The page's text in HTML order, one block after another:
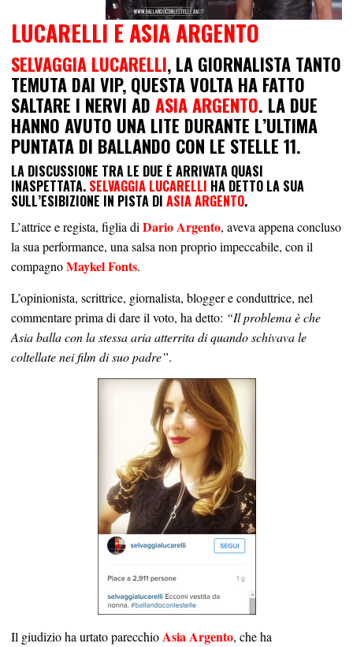
LUCARELLI E ASIA ARGENTO
SELVAGGIA LUCARELLI, LA GIORNALISTA TANTO
TEMUTA DAI VIP, QUESTA VOLTA HA FATTO
SALTARE I NERVI AD ASIA ARGENTO. LA DUE
HANNO AVUTO UNA LITE DURANTE L’ULTIMA
PUNTATA DI BALLANDO CON LE STELLE 11.
LA DISCUSSIONE TRA LE DUE È ARRIVATA QUASI
INASPETTATA. SELVAGGIA LUCARELLI HA DETTO LA SUA
SULL’ESIBIZIONE IN PISTA DI ASIA ARGENTO.
L’attrice e regista, figlia diDario Argento, aveva appena concluso
la sua performance, una salsa non proprio impeccabile, con il
compagnoMaykel Fonts.
L’opinionista, scrittrice, giornalista, blogger e conduttrice, nel
commentare prima di dare il voto, ha detto: “Il problema è che
Asia balla con la stessa aria atterrita di quando schivava le
coltellate nei film di suo padre”.
Il giudizio ha urtato parecchioAsia Argento, che ha